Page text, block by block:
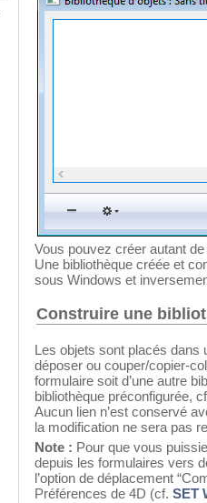
Vous pouvez créer autant
Une bibliothèque créée et
sous Windows et
Construire une
Les objets sont placés dans
déposer ou couper/copier-
formulaire soit d’une autre
bibliothèque préconfigurée,
Aucun lien n’est conservé
la modification ne sera pas
Note : Pour que vous
depuis les formulaires vers
l’option de déplacement
Préférences de 4D (cf. SET